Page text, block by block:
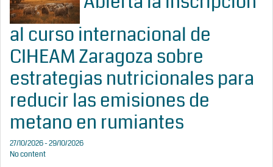
al curso internacional de
CIHEAM Zaragoza sobre
estrategias nutricionales para
reducir las emisiones de
metano en rumiantes
27/10/2026 - 29/10/2026
No content